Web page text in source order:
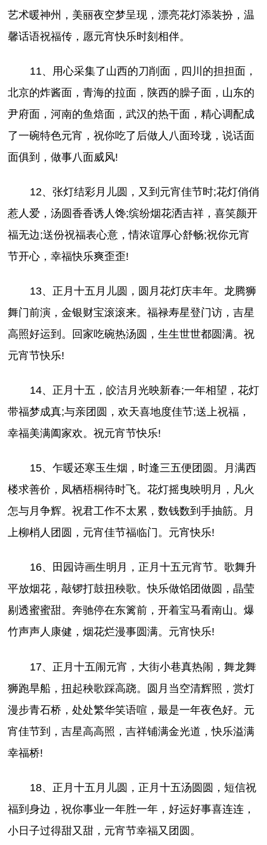
艺术暖神州，美丽夜空梦呈现，漂亮花灯添装扮，温
馨话语祝福传，愿元宵快乐时刻相伴。
11、用心采集了山西的刀削面，四川的担担面，
北京的炸酱面，青海的拉面，陕西的臊子面，山东的
尹府面，河南的鱼焙面，武汉的热干面，精心调配成
了一碗特色元宵，祝你吃了后做人八面玲珑，说话面
面俱到，做事八面威风!
12、张灯结彩月儿圆，又到元宵佳节时;花灯俏俏
惹人爱，汤圆香香诱人馋;缤纷烟花洒吉祥，喜笑颜开
福无边;送份祝福表心意，情浓谊厚心舒畅;祝你元宵
节开心，幸福快乐爽歪歪!
13、正月十五月儿圆，圆月花灯庆丰年。龙腾狮
舞门前演，金银财宝滚滚来。福禄寿星登门访，吉星
高照好运到。回家吃碗热汤圆，生生世世都圆满。祝
元宵节快乐!
14、正月十五，皎洁月光映新春;一年相望，花灯
带福梦成真;与亲团圆，欢天喜地度佳节;送上祝福，
幸福美满阖家欢。祝元宵节快乐!
15、乍暖还寒玉生烟，时逢三五便团圆。月满西
楼求善价，凤栖梧桐待时飞。花灯摇曳映明月，凡火
怎与月争辉。祝君工作不太累，数钱数到手抽筋。月
上柳梢人团圆，元宵佳节福临门。元宵快乐!
16、田园诗画生明月，正月十五元宵节。歌舞升
平放烟花，敲锣打鼓扭秧歌。快乐做馅团做圆，晶莹
剔透蜜蜜甜。奔驰停在东篱前，开着宝马看南山。爆
竹声声人康健，烟花烂漫事圆满。元宵快乐!
17、正月十五闹元宵，大街小巷真热闹，舞龙舞
狮跑旱船，扭起秧歌踩高跷。圆月当空清辉照，赏灯
漫步青石桥，处处繁华笑语喧，最是一年夜色好。元
宵佳节到，吉星高高照，吉祥铺满金光道，快乐溢满
幸福桥!
18、正月十五月儿圆，正月十五汤圆圆，短信祝
福到身边，祝你事业一年胜一年，好运好事喜连连，
小日子过得甜又甜，元宵节幸福又团圆。